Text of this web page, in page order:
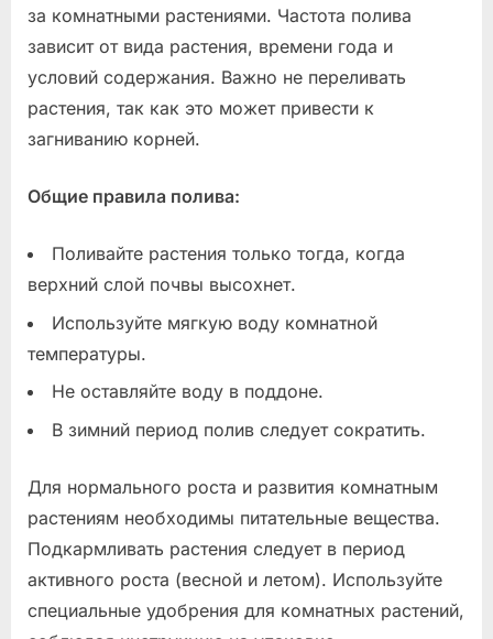
за комнатными растениями. Частота полива
зависит от вида растения, времени года и
условий содержания. Важно не переливать
растения, так как это может привести к
загниванию корней.
Общие правила полива:
Поливайте растения только тогда, когда
верхний слой почвы высохнет.
Используйте мягкую воду комнатной
температуры.
Не оставляйте воду в поддоне.
В зимний период полив следует сократить.
Для нормального роста и развития комнатным
растениям необходимы питательные вещества.
Подкармливать растения следует в период
активного роста (весной и летом). Используйте
специальные удобрения для комнатных растений,